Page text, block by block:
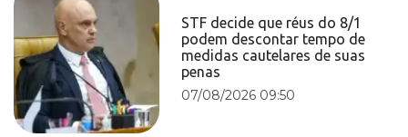
STF decide que réus do 8/1
podem descontar tempo de
medidas cautelares de suas
penas
07/08/2026 09:50